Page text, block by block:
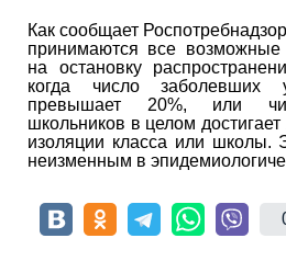
Как сообщает
принимаются все
на остановку
когда число заболевших
превышает 20%, или
школьников в целом
изоляции класса или школы.
неизменным в